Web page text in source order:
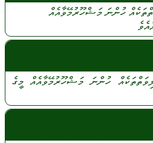
ހުންނަމަޝްހޫރުމޭވާއެއް
ހުންނަމަޝްހޫރުމޭވާއެއް މީގެ